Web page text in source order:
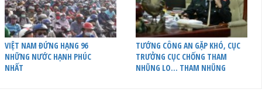
VIỆT NAM ĐỨNG HẠNG 96
NHỮNG NƯỚC HẠNH PHÚC
NHẤT
TƯỚNG CÔNG AN GẶP KHÓ, CỤC
TRƯỞNG CỤC CHỐNG THAM
NHŨNG LO… THAM NHŨNG